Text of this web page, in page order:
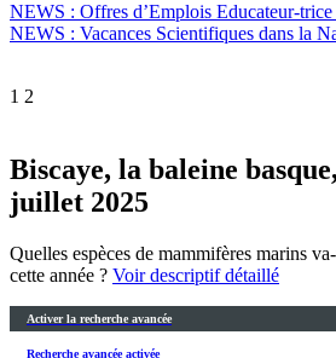
NEWS : Offres d’Emplois Educateur-
NEWS : Vacances Scientifiques dans la
1 2
Biscaye, la baleine
juillet 2025
Quelles espèces de mammifères marins
cette année ? Voir descriptif détaillé
Activer la recherche avancée
Recherche avancée activée